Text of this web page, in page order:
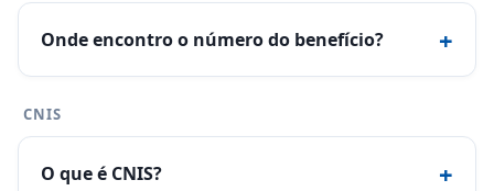
Onde encontro o número do benefício? +
CNIS
O que é CNIS? +